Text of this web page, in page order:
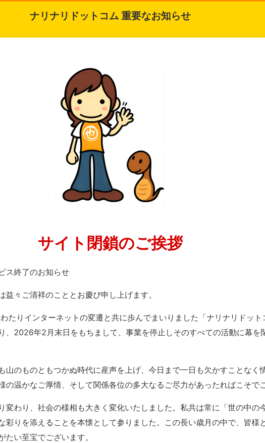
ナリナリドットコム 重要なお知らせ
サイト閉鎖のご挨拶
ス終了のお知らせ
々ご清祥のこととお慶び申し上げます。
たりインターネットの変遷と共に歩んでまいりました「ナリナリドット
、2026年2月末日をもちまして、事業を停止しそのすべての活動に幕を
山のものともつかぬ時代に産声を上げ、今日まで一日も欠かすことなく
の温かなご厚情、そして関係各位の多大なるご尽力があったればこそで
変わり、社会の様相も大きく変化いたしました。私共は常に「世の中の
彩りを添えることを本懐として参りました。この長い歳月の中で、皆様
い至宝でございます。